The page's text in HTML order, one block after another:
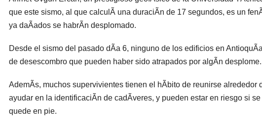
que este sismo, al que calculÃ una duraciÃn de 17 segundos, es un
ya daÃados se habrÃn desplomado.
Desde el sismo del pasado dÃa 6, ninguno de los edificios en
de desescombro que pueden haber sido atrapados por algÃn desplome.
AdemÃs, muchos supervivientes tienen el hÃbito de reunirse alrededor
ayudar en la identificaciÃn de cadÃveres, y pueden estar en riesgo si
quede en pie.